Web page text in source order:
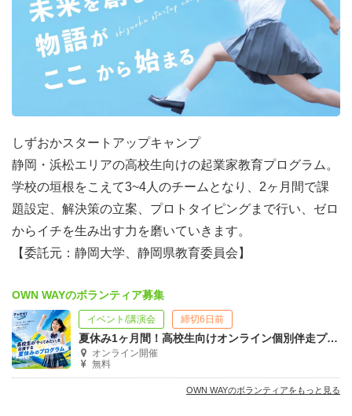
しずおかスタートアップキャンプ
静岡・浜松エリアの高校生向けの起業家教育プログラム。
学校の垣根をこえて3~4人のチームとなり、2ヶ月間で課
題設定、解決策の立案、プロトタイピングまで行い、ゼロ
からイチを生み出す力を磨いていきます。
【委託元：静岡大学、静岡県教育委員会】
OWN WAYのボランティア募集
イベント/講演会 締切6日前
夏休み1ヶ月間！高校生向けオンライン個別伴走プログラム「チャオゼ！」
オンライン開催
無料
OWN WAYのボランティアをもっと見る